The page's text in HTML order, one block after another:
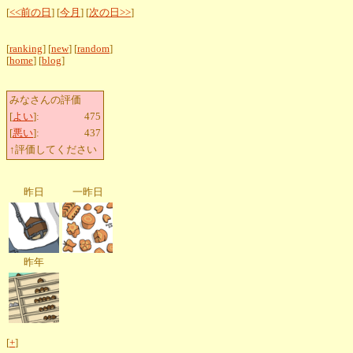
[<<前の日 ] [今月 ] [次の日>>]
[ranking] [new] [random]
[home] [blog]
みなさんの評価
[よい]:
475
[悪い]:
437
↑評価してください
昨日 一昨日
昨年
[+]